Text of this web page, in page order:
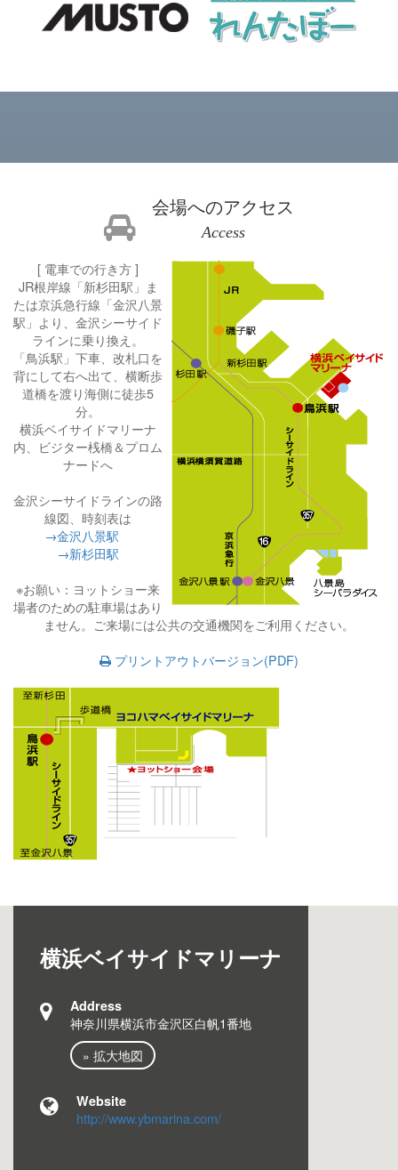
会場へのアクセス
Access
[ 電車での行き方 ]
JR根岸線「新杉田駅」ま
たは京浜急行線「金沢八景
駅」より、金沢シーサイド
ラインに乗り換え。
「鳥浜駅」下車、改札口を
背にして右へ出て、横断歩
道橋を渡り海側に徒歩5
分。
横浜ベイサイドマリーナ
内、ビジター桟橋＆プロム
ナードへ
金沢シーサイドラインの路
線図、時刻表は
→金沢八景駅
→新杉田駅
※お願い：ヨットショー来
場者のための駐車場はあり
ません。ご来場には公共の交通機関をご利用ください。
プリントアウトバージョン(PDF)
横浜ベイサイドマリーナ
Address
神奈川県横浜市金沢区白帆1番地
» 拡大地図
Website
http://www.ybmarina.com/